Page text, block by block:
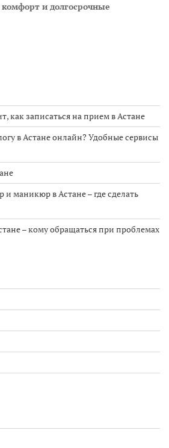
и долгосрочные
как записаться на прием в Астане
в Астане онлайн? Удобные сервисы
маникюр в Астане – где сделать
– кому обращаться при проблемах